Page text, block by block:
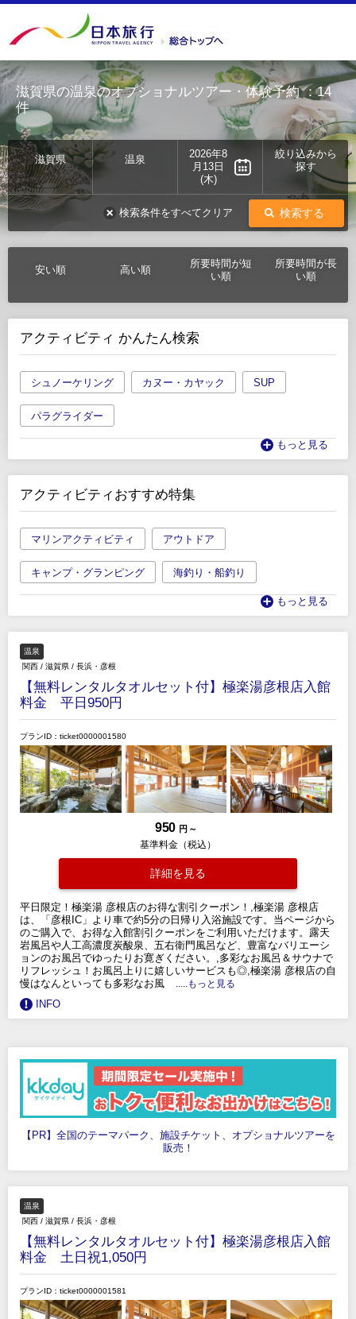
滋賀県の温泉のオプショナルツアー・体験予約：14
件
滋賀県 温泉
2026年8
月13日
(木)
絞り込みから
探す
検索する
検索条件をすべてクリア
安い順 高い順
所要時間が短
い順
所要時間が長
い順
アクティビティ かんたん検索
シュノーケリング カヌー・カヤック SUP
パラグライダー
もっと見る
アクティビティおすすめ特集
マリンアクティビティ アウトドア
キャンプ・グランピング 海釣り・船釣り
もっと見る
温泉
関西 / 滋賀県 / 長浜・彦根
【無料レンタルタオルセット付】極楽湯彦根店入館
料金 平日950円
プランID：ticket0000001580
950 円 ～
基準料金（税込）
詳細を見る
平日限定！極楽湯 彦根店のお得な割引クーポン！,極楽湯 彦根店
は、「彦根IC」より車で約5分の日帰り入浴施設です。当ページから
のご購入で、お得な入館割引クーポンをご利用いただけます。露天
岩風呂や人工高濃度炭酸泉、五右衛門風呂など、豊富なバリエーシ
ョンのお風呂でゆったりお寛ぎください。,多彩なお風呂＆サウナで
リフレッシュ！お風呂上りに嬉しいサービスも◎,極楽湯 彦根店の自
慢はなんといっても多彩なお風
.....もっと見る
INFO
【PR】全国のテーマパーク、施設チケット、オプショナルツアーを
販売！
温泉
関西 / 滋賀県 / 長浜・彦根
【無料レンタルタオルセット付】極楽湯彦根店入館
料金 土日祝1,050円
プランID：ticket0000001581